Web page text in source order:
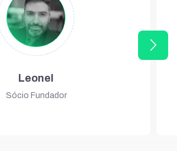
Leonel
Sócio Fundador
arrow_forward_ios